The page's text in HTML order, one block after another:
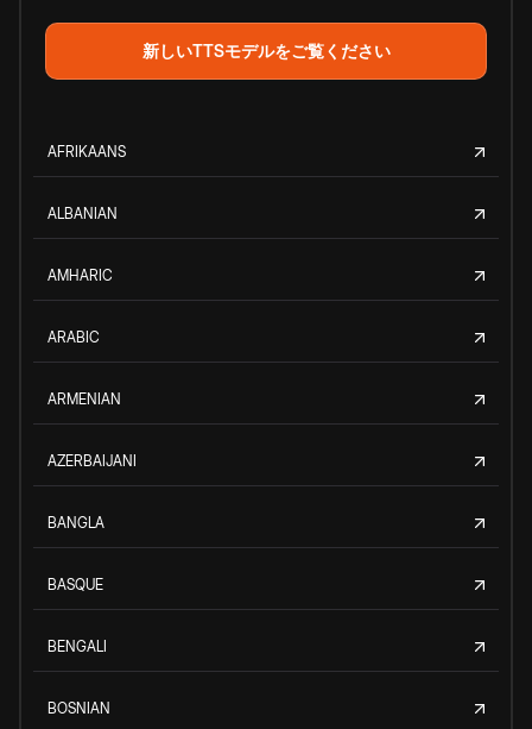
新しいTTSモデルをご覧ください
AFRIKAANS
ALBANIAN
AMHARIC
ARABIC
ARMENIAN
AZERBAIJANI
BANGLA
BASQUE
BENGALI
BOSNIAN